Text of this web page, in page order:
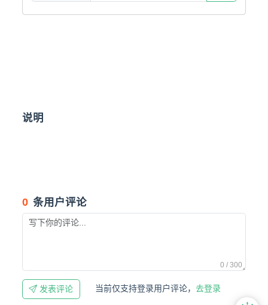
说明
0 条用户评论
0 / 300
发表评论 当前仅支持登录用户评论， 去登录